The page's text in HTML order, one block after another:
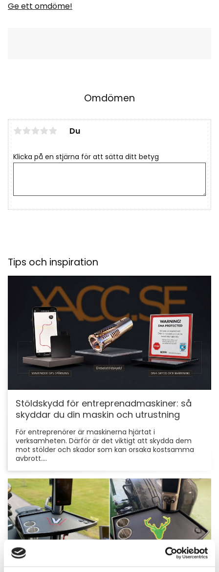
Ge ett omdöme!
Omdömen
Du
Klicka på en stjärna för att sätta ditt betyg
Tips och inspiration
Stöldskydd för entreprenadmaskiner: så
skyddar du din maskin och utrustning
För entreprenörer är maskinerna hjärtat i
verksamheten. Därför är det viktigt att skydda dem
mot stölder och skador som kan orsaka kostsamma
avbrott....